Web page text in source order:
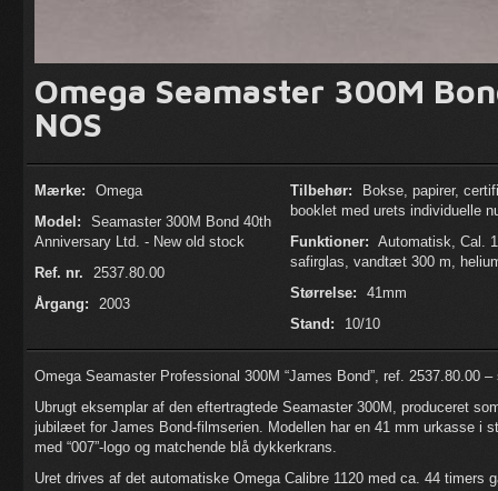
Omega Seamaster 300M
NOS
Mærke:
Omega
Model:
Seamaster 300M Bond 40th
Anniversary Ltd. - New old stock
Ref. nr.
2537.80.00
Årgang:
2003
Tilbehør:
Bokse, papirer,
booklet med urets individuelle
Funktioner: Automatisk, Cal.
safirglas, vandtæt 300 m,
Størrelse:
41mm
Stand:
10/10
Omega Seamaster Professional 300M “James Bond”, ref. 2537.80.00
Ubrugt eksemplar af den eftertragtede Seamaster 300M, produceret
jubilæet for James Bond-filmserien. Modellen har en 41 mm urkasse i
med “007”-logo og matchende blå dykkerkrans.
Uret drives af det automatiske Omega Calibre 1120 med ca. 44 timers